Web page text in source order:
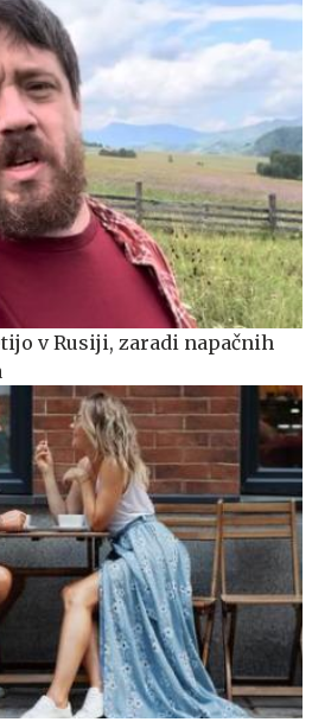
v Rusiji, zaradi napačnih